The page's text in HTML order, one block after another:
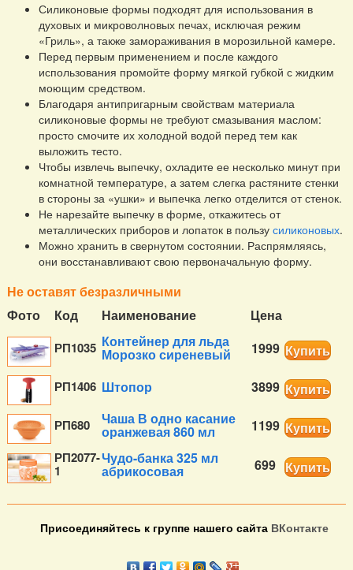
Силиконовые формы подходят для использования в
духовых и микроволновых печах, исключая режим
«Гриль», а также замораживания в морозильной камере.
Перед первым применением и после каждого
использования промойте форму мягкой губкой с жидким
моющим средством.
Благодаря антипригарным свойствам материала
силиконовые формы не требуют смазывания маслом:
просто смочите их холодной водой перед тем как
выложить тесто.
Чтобы извлечь выпечку, охладите ее несколько минут при
комнатной температуре, а затем слегка растяните стенки
в стороны за «ушки» и выпечка легко отделится от стенок.
Не нарезайте выпечку в форме, откажитесь от
металлических приборов и лопаток в пользусиликоновых.
Можно хранить в свернутом состоянии. Распрямляясь,
они восстанавливают свою первоначальную форму.
Не оставят безразличными
Фото
Код Наименование Цена
РП1035 Контейнер для льда
Морозко сиреневый 1999 Купить
РП1406 Штопор 3899 Купить
РП680 Чаша В одно касание
оранжевая 860 мл 1199 Купить
РП2077-
1
Чудо-банка 325 мл
абрикосовая 699 Купить
Присоединяйтесь к группе нашего сайта ВКонтакте